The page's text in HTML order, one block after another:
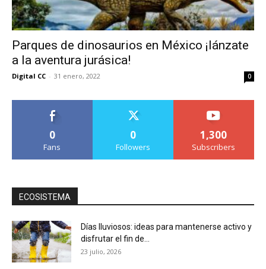
Parques de dinosaurios en México ¡lánzate
a la aventura jurásica!
Digital CC - 31 enero, 2022 0
0
Fans
0
Followers
1,300
Subscribers
ECOSISTEMA
Días lluviosos: ideas para mantenerse activo y
disfrutar el fin de...
23 julio, 2026